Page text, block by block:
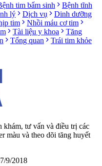
tim bẩm sinh
Bệnh tĩnh
lý Dịch vụ
Dinh dưỡng
tim
Nhồi máu cơ tim
Tài liệu y khoa
Tăng
Tổng quan
Trái tim khỏe
khám, tư vấn và điều trị các
màu và theo dõi tăng huyết
9/2018